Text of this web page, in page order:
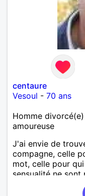
centaure
Vesoul - 70 ans
Homme
amoureuse
J'ai envie de
compagne, celle
mot, celle pour
sensualité ne sont